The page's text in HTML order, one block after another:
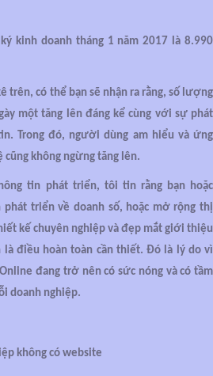
ký kinh doanh tháng 1 năm 2017 là 8.990
trên, có thể bạn sẽ nhận ra rằng, số lượng
một tăng lên đáng kể cùng với sự phát
Trong đó, người dùng am hiểu và ứng
không ngừng tăng lên.
tin phát triển, tôi tin rằng bạn hoặc
phát triển về doanh số, hoặc mở rộng thị
kế chuyên nghiệp và đẹp mắt giới thiệu
là điều hoàn toàn cần thiết. Đó là lý do vì
đang trở nên có sức nóng và có tầm
doanh nghiệp.
không có website